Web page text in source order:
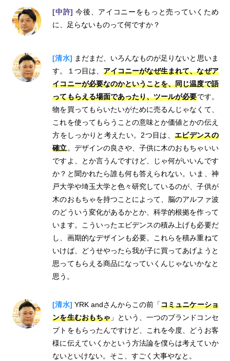
[中許]今後、アイコニーをもっと売っていくため
に、足らないものって何ですか？
[清水] まだまだ、いろんなものが足りないと思いま
す。１つ目は、 アイコニーがなぜ生まれて、なぜア
イコニーが必要なのかということを、同じ温度で語
ってもらえる場面であったり、ツールが必要です。
物を買ってもらいたいがために売るんじゃなくて、
これを使ってもらうことの意味とか価値とかの伝え
方をしっかりと考えたい。2つ目は、 エビデンスの
確立。デザインの良さや、子供に木のおもちゃいい
ですよ、とか言うんですけど、じゃ何がいいんです
か？と聞かれたら誰も何も答えられない。いま、神
戸大学や埼玉大学と色々研究しているのが、子供が
木のおもちゃを持つことによって、脳のアルファ波
のどういう変化があるかとか、科学的根拠を作って
います。こういったエビデンスの積み上げも必要だ
し、画期的なデザインも必要。これらを積み重ねて
いけば、どうせやったら我が子に買ってあげようと
思ってもらえる商品になっていくんじゃないかなと
思う。
[清水] YRK andさんからこの前「コミュニケーショ
ンを生むおもちゃ」という、一つのブランドコンセ
プトをもらったんですけど、これを今度、どうお客
様に伝えていくかという方法論を僕らは考えていか
ないといけない。そこ、すごく大事やなと。